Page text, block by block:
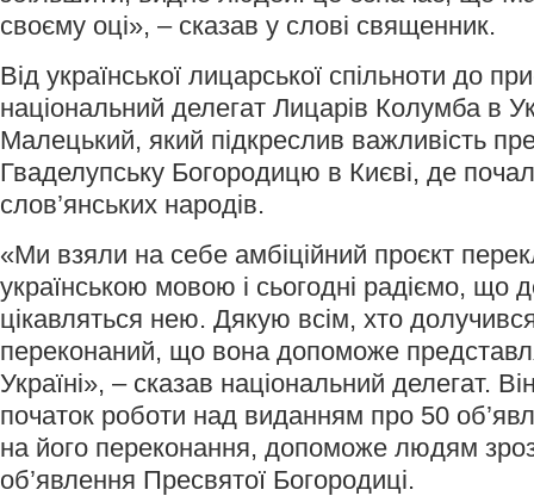
своєму оці», – сказав у слові священник.
Від української лицарської спільноти до
національний делегат Лицарів Колумба в
Малецький, який підкреслив важливість
Гваделупську Богородицю в Києві, де
слов’янських народів.
«Ми взяли на себе амбіційний проєкт
українською мовою і сьогодні радіємо, що
цікавляться нею. Дякую всім, хто
переконаний, що вона допоможе
Україні», – сказав національний делегат.
початок роботи над виданням про 50
на його переконання, допоможе людям
об’явлення Пресвятої Богородиці.